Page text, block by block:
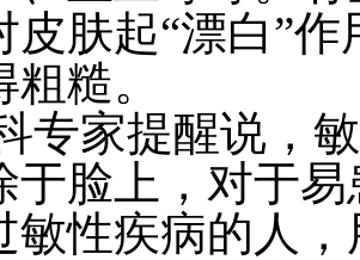
皮肤起“漂白”
糙。
家提醒说，
于脸上，对于
敏性疾病的人